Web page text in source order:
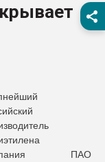
первый план в
пластмасс
бутылок
ПЕРЕЙТИ НА
ПАО